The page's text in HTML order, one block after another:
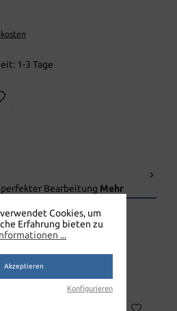
1-3 Tage
Wert ein oder benutze die
Bearbeitung Mehr
HALTER
Cookies, um
Erfahrung bieten zu
...
Akzeptieren
Konfigurieren